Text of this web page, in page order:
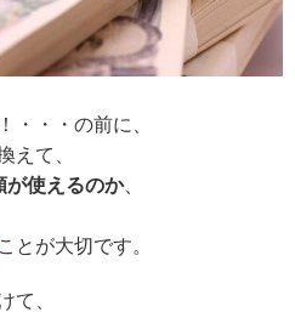
・・・の前に、
えて、
が使えるのか、
ことが大切です。
て、